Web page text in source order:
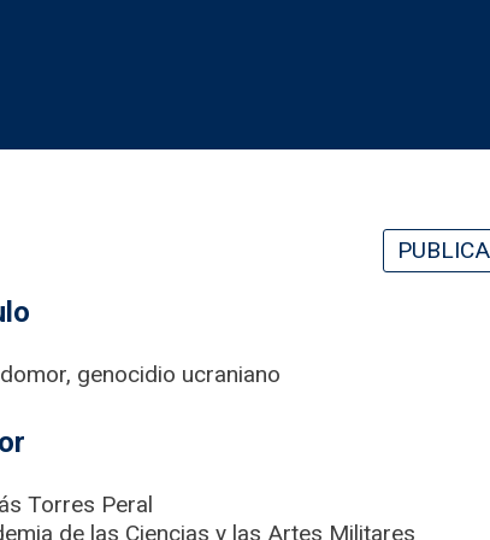
genocidio ucraniano
Torres Peral
de las Ciencias y las Artes Militares